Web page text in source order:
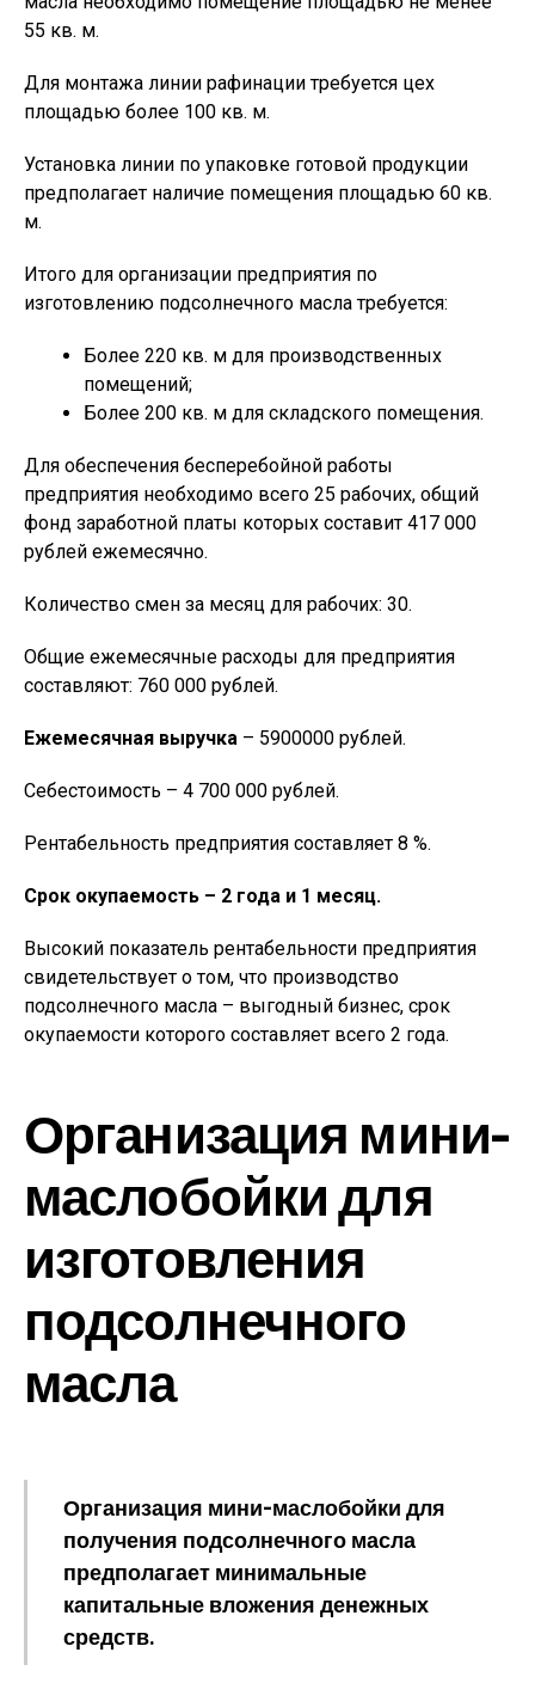
55 кв. м.
Для монтажа линии рафинации требуется цех
площадью более 100 кв. м.
Установка линии по упаковке готовой продукции
предполагает наличие помещения площадью 60 кв.
м.
Итого для организации предприятия по
изготовлению подсолнечного масла требуется:
Более 220 кв. м для производственных
помещений;
Более 200 кв. м для складского помещения.
Для обеспечения бесперебойной работы
предприятия необходимо всего 25 рабочих, общий
фонд заработной платы которых составит 417 000
рублей ежемесячно.
Количество смен за месяц для рабочих: 30.
Общие ежемесячные расходы для предприятия
составляют: 760 000 рублей.
Ежемесячная выручка – 5900000 рублей.
Себестоимость – 4 700 000 рублей.
Рентабельность предприятия составляет 8 %.
Срок окупаемость – 2 года и 1 месяц.
Высокий показатель рентабельности предприятия
свидетельствует о том, что производство
подсолнечного масла – выгодный бизнес, срок
окупаемости которого составляет всего 2 года.
Организация мини-
маслобойки для
изготовления
подсолнечного
масла
Организация мини-маслобойки для
получения подсолнечного масла
предполагает минимальные
капитальные вложения денежных
средств.